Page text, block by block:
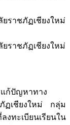
ราชภัฏเชียงใหม่
ราชภัฏเชียงใหม่
ก้ปัญหาทาง
ฏเชียงใหม่ กลุ่ม
ทะเบียนเรียนใน